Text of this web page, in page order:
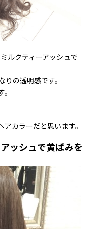
ルクティーアッシュで
の透明感です。
カラーだと思います。
ッシュで黄ばみを